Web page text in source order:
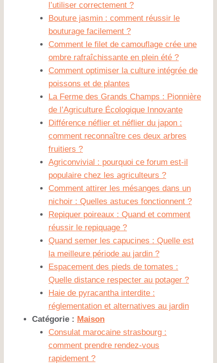
l’utiliser correctement ?
Bouture jasmin : comment réussir le
bouturage facilement ?
Comment le filet de camouflage crée une
ombre rafraîchissante en plein été ?
Comment optimiser la culture intégrée de
poissons et de plantes
La Ferme des Grands Champs : Pionnière
de l’Agriculture Écologique Innovante
Différence néflier et néflier du japon :
comment reconnaître ces deux arbres
fruitiers ?
Agriconvivial : pourquoi ce forum est-il
populaire chez les agriculteurs ?
Comment attirer les mésanges dans un
nichoir : Quelles astuces fonctionnent ?
Repiquer poireaux : Quand et comment
réussir le repiquage ?
Quand semer les capucines : Quelle est
la meilleure période au jardin ?
Espacement des pieds de tomates :
Quelle distance respecter au potager ?
Haie de pyracantha interdite :
réglementation et alternatives au jardin
Catégorie : Maison
Consulat marocaine strasbourg :
comment prendre rendez-vous
rapidement ?